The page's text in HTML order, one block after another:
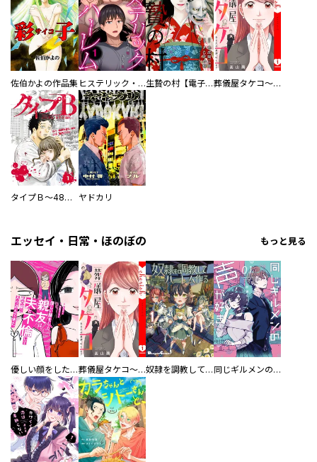
佐伯かよの作品集 ヒステリック・ハーレム～搾られる男と堕ちる女～【電子単行本版】 生贄の村【電子単行本版】 葬儀屋タケコ～あなたの最期、叶えます【電子単行本版】
タイプＢ～48時間後、致死率100％～【単話】 ヤドカリ
エッセイ・日常・ほのぼの もっと見る
優しい顔をした親友は、夫と不倫して私の家に入り込んできた。 葬儀屋タケコ～あなたの最期、叶えます【電子単行本版】 奴隷を調教してハーレム作る 同じギルメンの声が好き